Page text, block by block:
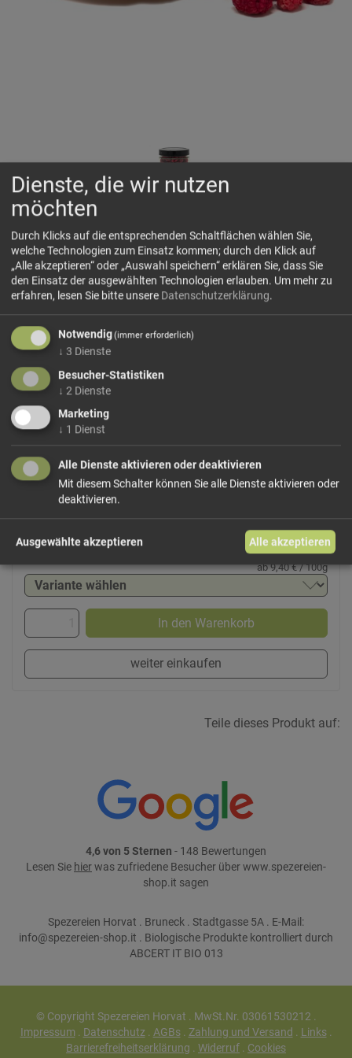
Himbeeren
gefriergetrocknet
Ohne Zuckerzusatz. Ohne Konservierungsmittel. Ohne
Farbstoffe. Ohne künstliche Aromen.
🗺 Herkunft
Himbeeren gedeihen besonders gut in kühleren,
gemäßigten Anbauregionen, etwa in Polen, Serbien oder
anderen europäischen Beerengärten. Für unsere
gefriergetrockneten Himbeeren werden reife, aromatische
Früchte verarbeitet,...
Dieses Produkt führen wir lose. Wählen Sie Ihre
Variante!
ab 9,40 € / 100g
In den Warenkorb
weiter einkaufen
Teile dieses Produkt auf:
4,6 von 5 Sternen - 148 Bewertungen
Lesen Sie hierwas zufriedene Besucher über www.spezereien-
shop.it sagen
Spezereien Horvat . Bruneck . Stadtgasse 5A . E-Mail:
info@spezereien-shop.it . Biologische Produkte kontrolliert durch
ABCERT IT BIO 013
© Copyright Spezereien Horvat . MwSt.Nr. 03061530212 .
Impressum. Datenschutz. AGBs. Zahlung und Versand . Links.
Barrierefreiheitserklärung . Widerruf . Cookies
Dienste, die wir nutzen
möchten
Durch Klicks auf die entsprechenden Schaltflächen wählen Sie,
welche Technologien zum Einsatz kommen; durch den Klick auf
„Alle akzeptieren“ oder „Auswahl speichern“ erklären Sie, dass Sie
den Einsatz der ausgewählten Technologien erlauben. Um mehr zu
erfahren, lesen Sie bitte unsere Datenschutzerklärung.
Notwendig(immer erforderlich)
↓ 3 Dienste
Besucher-Statistiken
↓ 2 Dienste
Marketing
↓ 1 Dienst
Alle Dienste aktivieren oder deaktivieren
Mit diesem Schalter können Sie alle Dienste aktivieren oder
deaktivieren.
Ausgewählte akzeptieren Alle akzeptieren